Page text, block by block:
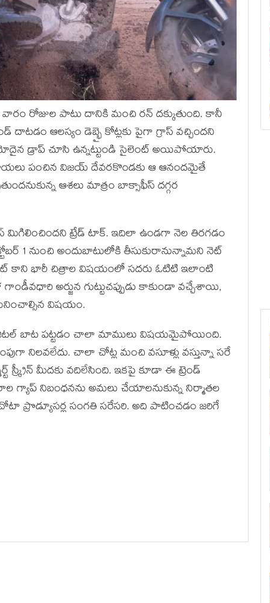
రోజుల పాటు దానికి మంచి రన్ దక్కుతుంది. కానీ
దాటడం ఆలస్యం డెబ్భై కోట్లకు పైగా గ్రాస్ వచ్చిందని
డ్రాప్ చూసి ఉన్నట్టుండి సైలెంట్ అయిపోయారు.
పంచిన విజయ్ దేవరకొండకు ఆ ఆనందమైతే
ఆశలు మాత్రం బాక్సాఫీస్ దగ్గర
మిగిలించిందని ట్రేడ్ టాక్. ఇదిలా ఉండగా నెల తిరగడం
1 నుంచి అందుబాటులోకి తీసుకురానున్నామని నెట్
కాని భారీ చిత్రాల విషయంలో సదరు ఓటిటి ఇలాంటి
అర్జున గుట్టుచప్పుడు కాకుండా వచ్చేశాయి,
విషయం.
డిజిటల్ బాట పట్టడం చాలా మాములు విషయమైపోయింది.
నిలవలేదు. చాలా చోట్ల మంచి వసూళ్లు వస్తున్నా సరే
స్క్రీన్ మీదకు వదిలేసింది. ఇకపై కూడా ఈ ట్రెండ్
గ్యాప్ నిబంధనను అమలు చేయాలనుకున్న నిర్మాతల
ప్రొడ్యూసర్ల సంగతి సరేసరి. అది పాటించడం జరిగే